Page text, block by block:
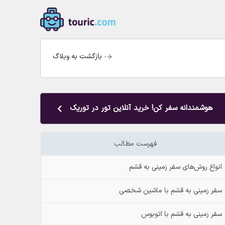
بازگشت به وبلاگ
هوشمندانه سفر کن! خرید آنلاین تور در توریک
فهرست مطالب
انواع روش‌های سفر زمینی به قشم
سفر زمینی به قشم با ماشین شخصی
سفر زمینی به قشم با اتوبوس